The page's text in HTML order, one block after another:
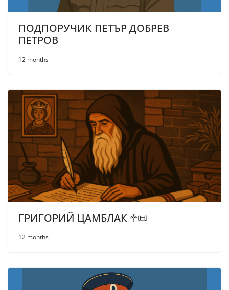
ПОДПОРУЧИК ПЕТЪР ДОБРЕВ
ПЕТРОВ
12 months
ГРИГОРИЙ ЦАМБЛАК ♱📜
12 months